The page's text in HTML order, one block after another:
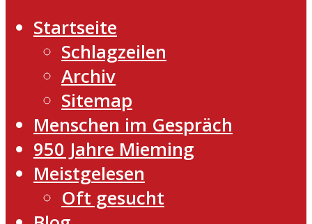
Startseite
Schlagzeilen
Archiv
Sitemap
Menschen im Gespräch
950 Jahre Mieming
Meistgelesen
Oft gesucht